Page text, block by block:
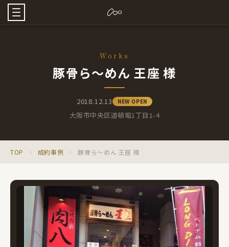
Works
豚骨ら～めん 王座 様
2018.12.13 NEW OPEN
大阪市中央区道頓堀1丁目1-4
TOP > 成約事例 > 豚骨ら～めん 王座 様